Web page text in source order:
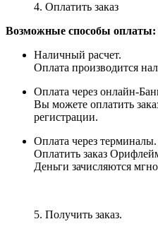
4. Оплатить заказ
Возможные способы оплаты:
Наличный расчет.
Оплата производится
Оплата через онлайн-
Вы можете оплатить
регистрации.
Оплата через терминалы.
Оплатить заказ
Деньги зачисляются
5. Получить заказ.